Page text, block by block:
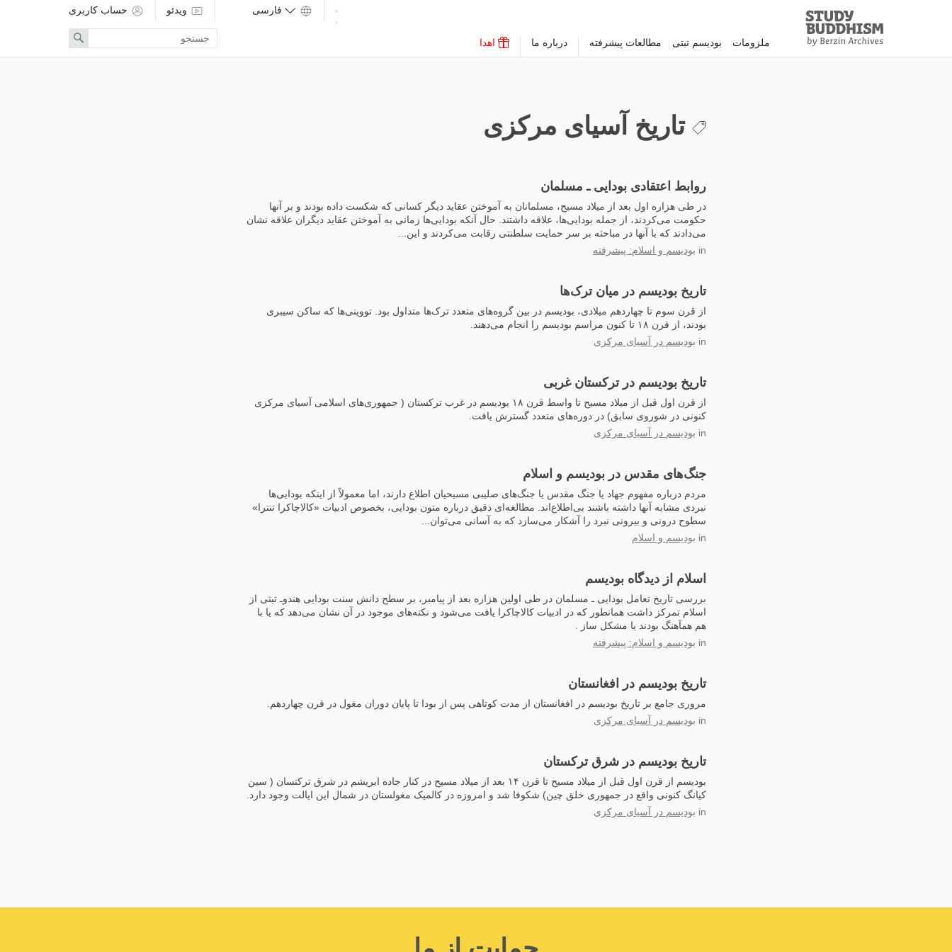
Study
Buddhism
Home
ملزومات بودیسم تبتی مطالعات پیشرفته درباره ما اهدا
ویدئو حساب کاربری
search
term
Search
تاریخ آسیای مرکزی
روابط اعتقادی بودایی ـ مسلمان
در طی هزاره اول بعد از میلاد مسیح، مسلمانان به آموختن عقاید دیگر کسانی که شکست داده بودند و بر آنها
حکومت می‌کردند، از جمله بودایی‌ها، علاقه داشتند. حال آنکه بودایی‌ها زمانی به آموختن عقاید دیگران علاقه نشان
می‌دادند که با آنها در مباحثه بر سر حمایت سلطنتی رقابت می‌کردند و این...
in بودیسم و اسلام: پیشرفته
تاریخ بودیسم در میان ترک‌ها
از قرن سوم تا چهاردهم میلادی، بودیسم در بین گروه‌های متعدد ترک‌ها متداول بود. تووینی‌ها که ساکن سیبری
بودند، از قرن ۱۸ تا کنون مراسم بودیسم را انجام می‌دهند.
in بودیسم در آسیای مرکزی
تاریخ بودیسم در ترکستان غربی
از قرن اول قبل از میلاد مسیح تا واسط قرن ۱۸ بودیسم در غرب ترکستان ( جمهوری‌های اسلامی آسیای مرکزی
کنونی در شوروی سابق) در دوره‌های متعدد گسترش یافت.
in بودیسم در آسیای مرکزی
جنگ‌های مقدس در بودیسم و اسلام
مردم درباره مفهوم جهاد یا جنگ مقدس یا جنگ‌های صلیبی مسیحیان اطلاع دارند، اما معمولاً از اینکه بودایی‌ها
نبردی مشابه آنها داشته‌ باشند بی‌اطلاع‌اند. مطالعه‌ای دقیق درباره متون بودایی، بخصوص ادبیات «کالاچاکرا تنترا»
سطوح درونی و بیرونی نبرد را آشکار می‌سازد که به آسانی می‌توان...
in بودیسم و اسلام
اسلام از دیدگاه بودیسم
بررسی تاریخ تعامل بودایی ـ مسلمان در طی اولین هزاره بعد از پیامبر، بر سطح دانش سنت بودایی هندوـ تبتی از
اسلام تمرکز داشت همانطور که در ادبیات کالاچاکرا یافت می‌شود و نکته‌های موجود در آن نشان می‌دهد که یا با
هم همآهنگ بودند یا مشکل ساز .
in بودیسم و اسلام: پیشرفته
تاریخ بودیسم در افغانستان
مروری جامع بر تاریخ بودیسم در افغانستان از مدت کوتاهی پس از بودا تا پایان دوران مغول در قرن چهاردهم.
in بودیسم در آسیای مرکزی
تاریخ بودیسم در شرق ترکستان
بودیسم از قرن اول قبل از میلاد مسیح تا قرن ۱۴ بعد از میلاد مسیح در کنار جاده ابریشم در شرق ترکتسان ( سین
کیانگ کنونی واقع در جمهوری خلق چین) شکوفا شد و امروزه در کالمیک مغولستان در شمال این ایالت وجود دارد.
in بودیسم در آسیای مرکزی